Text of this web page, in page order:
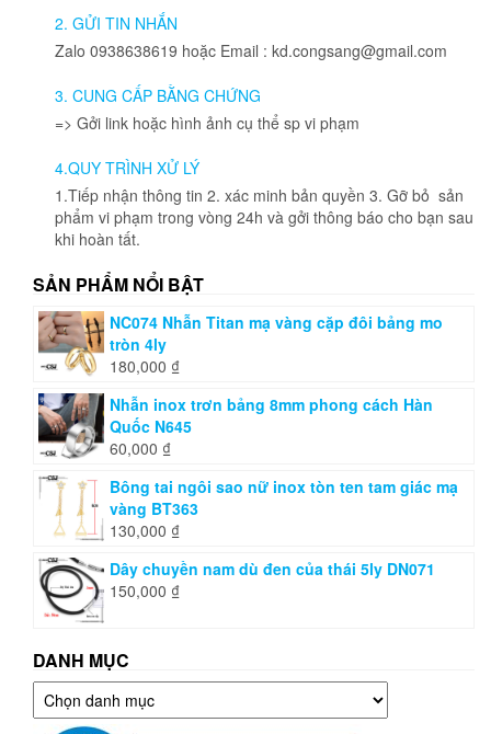
2. GỬI TIN NHẮN
Zalo 0938638619 hoặc Email : kd.congsang@gmail.com
3. CUNG CẤP BẰNG CHỨNG
=> Gởi link hoặc hình ảnh cụ thể sp vi phạm
4.QUY TRÌNH XỬ LÝ
1.Tiếp nhận thông tin 2. xác minh bản quyền 3. Gỡ bỏ sản
phẩm vi phạm trong vòng 24h và gởi thông báo cho bạn sau
khi hoàn tất.
SẢN PHẨM NỔI BẬT
NC074 Nhẫn Titan mạ vàng cặp đôi bảng mo
tròn 4ly
180,000 ₫
Nhẫn inox trơn bảng 8mm phong cách Hàn
Quốc N645
60,000 ₫
Bông tai ngôi sao nữ inox tòn ten tam giác mạ
vàng BT363
130,000 ₫
Dây chuyền nam dù đen của thái 5ly DN071
150,000 ₫
DANH MỤC
Danh
mục